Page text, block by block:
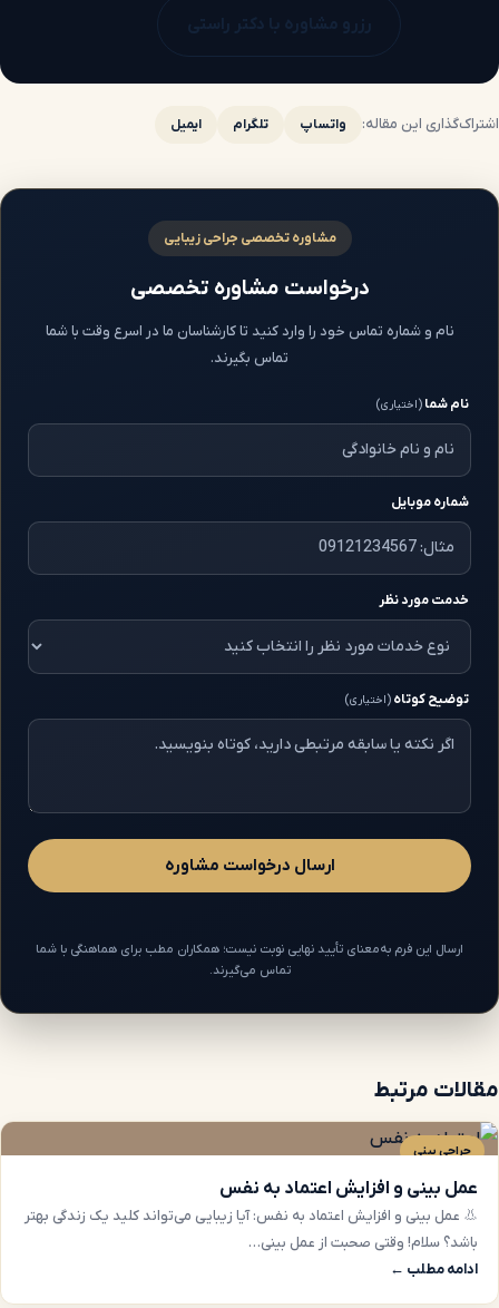
رزرو مشاوره با دکتر راستی
اشتراک‌گذاری این مقاله: واتساپ تلگرام ایمیل
مشاوره تخصصی جراحی زیبایی
درخواست مشاوره تخصصی
نام و شماره تماس خود را وارد کنید تا کارشناسان ما در اسرع وقت با شما
تماس بگیرند.
نام شما (اختیاری)
شماره موبایل
خدمت مورد نظر
توضیح کوتاه (اختیاری)
ارسال درخواست مشاوره
ارسال این فرم به‌معنای تأیید نهایی نوبت نیست؛ همکاران مطب برای هماهنگی با شما
تماس می‌گیرند.
مقالات مرتبط
جراحی بینی
عمل بینی و افزایش اعتماد به نفس
👃 عمل بینی و افزایش اعتماد به نفس: آیا زیبایی می‌تواند کلید یک زندگی بهتر
باشد؟ سلا‌م! وقتی صحبت از عمل بینی…
ادامه مطلب ←